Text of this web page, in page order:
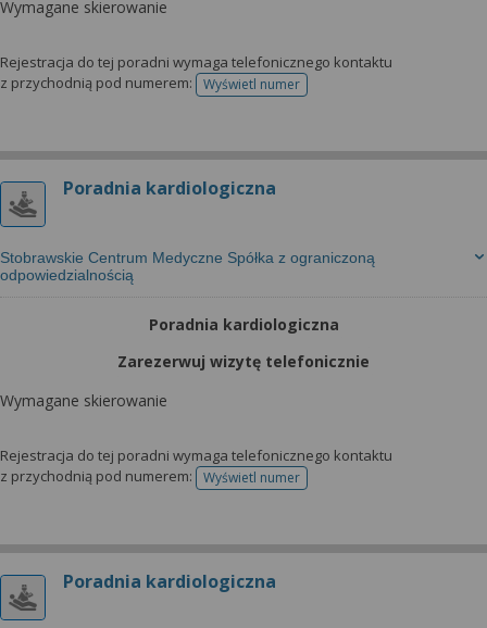
Wymagane skierowanie
Rejestracja do tej poradni wymaga telefonicznego kontaktu
z przychodnią pod numerem:
Wyświetl numertelefonu do rejestracji
Poradnia kardiologiczna
Stobrawskie Centrum Medyczne Spółka z ograniczoną
odpowiedzialnością
Poradnia kardiologiczna
Zarezerwuj wizytę telefonicznie
Wymagane skierowanie
Rejestracja do tej poradni wymaga telefonicznego kontaktu
z przychodnią pod numerem:
Wyświetl numertelefonu do rejestracji
Poradnia kardiologiczna